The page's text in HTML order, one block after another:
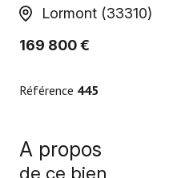
Lormont (33310)
169 800 €
Référence 445
A propos
de ce bien